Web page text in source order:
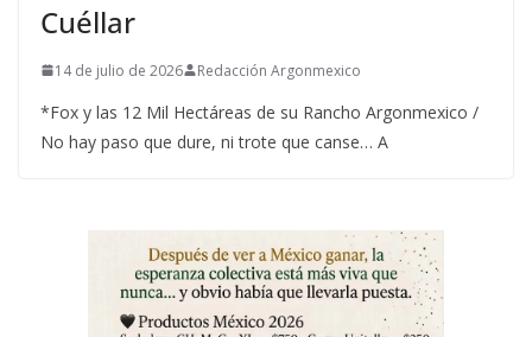
Cuéllar
14 de julio de 2026 Redacción Argonmexico
*Fox y las 12 Mil Hectáreas de su Rancho Argonmexico /
No hay paso que dure, ni trote que canse… A